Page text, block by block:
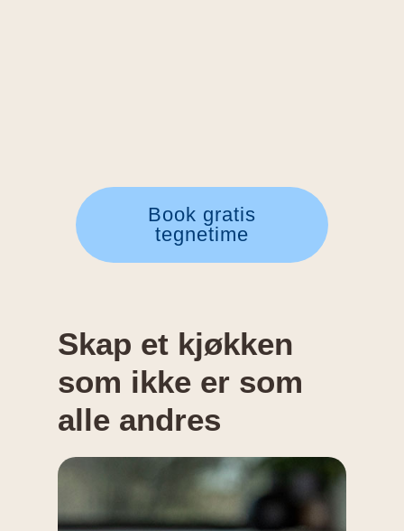
Book gratis
tegnetime
Skap et kjøkken
som ikke er som
alle andres